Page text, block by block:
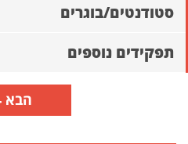
סטודנטים/בוגרים
תפקידים נוספים
הבא